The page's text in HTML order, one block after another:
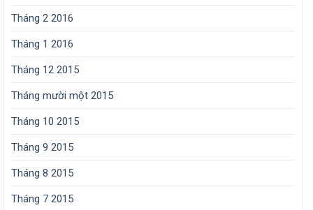
Tháng 2 2016
Tháng 1 2016
Tháng 12 2015
Tháng mười một 2015
Tháng 10 2015
Tháng 9 2015
Tháng 8 2015
Tháng 7 2015